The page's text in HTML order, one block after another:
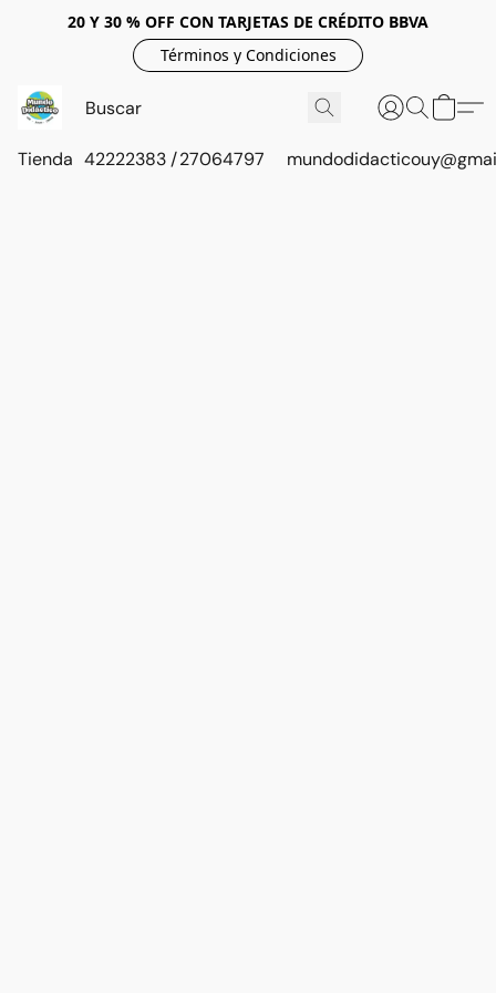
20 Y 30 % OFF CON TARJETAS DE CRÉDITO BBVA
Términos y Condiciones
Tienda 42222383 / 27064797